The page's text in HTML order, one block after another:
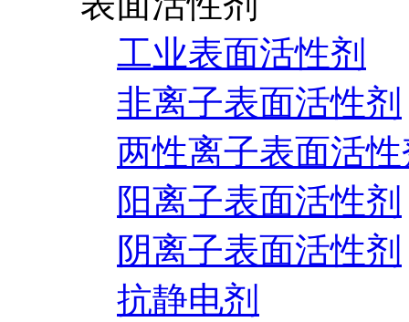
工业表面活性剂
非离子表面活性剂
两性离子表面活
阳离子表面活性剂
阴离子表面活性剂
抗静电剂